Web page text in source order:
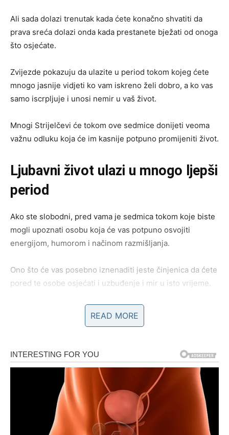
Ali sada dolazi trenutak kada ćete konačno shvatiti da
prava sreća dolazi onda kada prestanete bježati od onoga
što osjećate.
Zvijezde pokazuju da ulazite u period tokom kojeg ćete
mnogo jasnije vidjeti ko vam iskreno želi dobro, a ko vas
samo iscrpljuje i unosi nemir u vaš život.
Mnogi Strijelčevi će tokom ove sedmice donijeti veoma
važnu odluku koja će im kasnije potpuno promijeniti život.
Ljubavni život ulazi u mnogo ljepši
period
Ako ste slobodni, pred vama je sedmica tokom koje biste
mogli upoznati osobu koja će vas potpuno osvojiti
energijom, humorom i načinom razmišljanja.
Ono što će vas posebno iznenaditi jeste činjenica da ćete
pored te osobe osjećati i uzbuđenje i mir u isto vrijeme.
Mnogi Strijelčevi će tokom ovog perioda prvi put nakon
dugo vremena osjetiti da ih neko razumije bez mnogo
Prava osoba dolazi onda kada najmanje očekujete.
Strijelčevi koji su zauzeti konačno će uspjeti riješiti
nesporazume koji ih dugo opterećuju.
Pred vama su iskreni razgovori, više pažnje i osjećaj da
READ MORE